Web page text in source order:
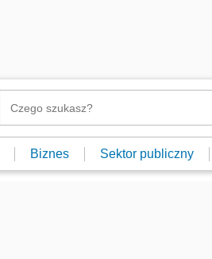
Biznes Sektor publiczny